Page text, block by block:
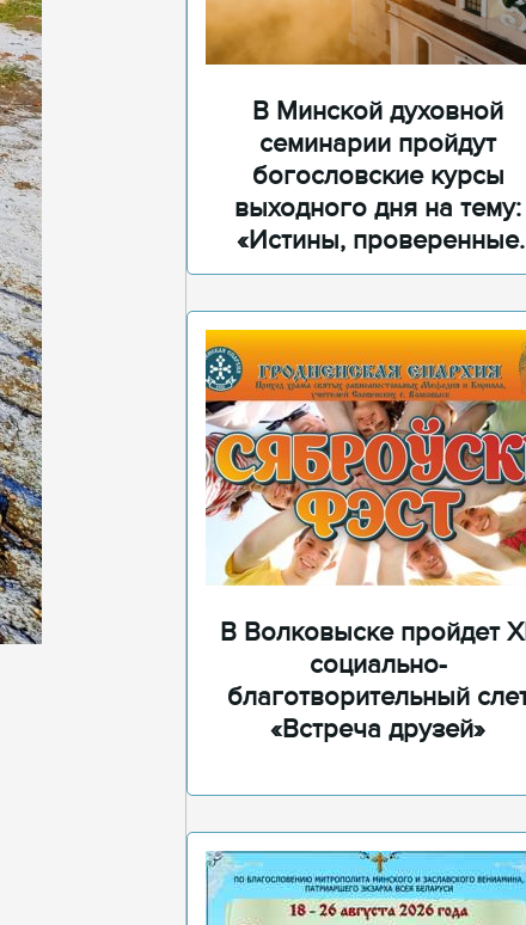
В Минской духовной
семинарии пройдут
богословские курсы
выходного дня на тему:
«Истины, проверенные
временем»
В Волковыске пройдет
социально-
благотворительный
«Встреча друзей»